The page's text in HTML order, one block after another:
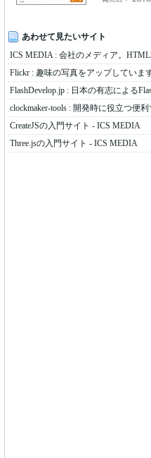
あわせて見たいサイト
ICS MEDIA : 会社のメディア。
Flickr : 趣味の写真をアップしていま
FlashDevelop.jp : 日本の有志による
clockmaker-tools : 開発時に役立つ便
CreateJSの入門サイト - ICS MEDIA
Three.jsの入門サイト - ICS MEDIA